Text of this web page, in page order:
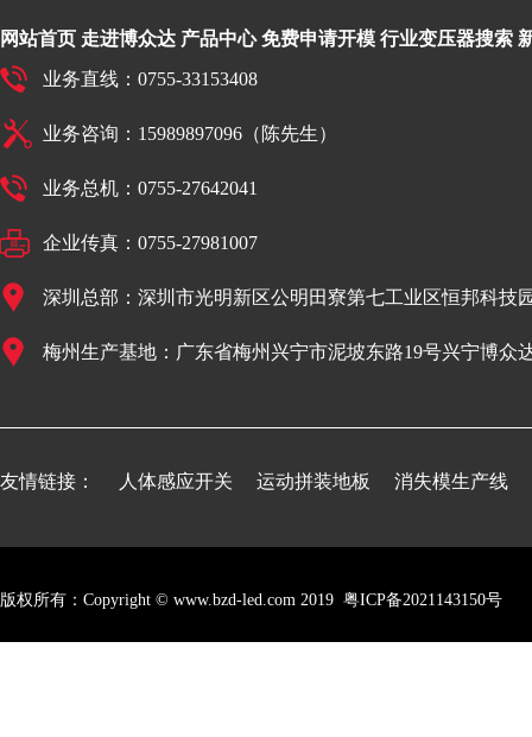
网站首页 走进博众达 产品中心 免费申请开模 行业变压器搜索
业务直线：0755-33153408
业务咨询：15989897096（陈先生）
业务总机：0755-27642041
企业传真：0755-27981007
深圳总部：深圳市光明新区公明田寮第七工业区恒邦科技
梅州生产基地：广东省梅州兴宁市泥坡东路19号兴宁博众
友情链接： 人体感应开关 运动拼装地板 消失模生产线
版权所有：Copyright © www.bzd-led.com 2019 粤ICP备2021143150号